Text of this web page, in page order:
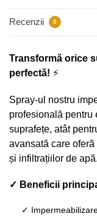
Recenzii 0
Transformă orice
perfectă! ⚡
Spray-ul nostru
profesională pentru
suprafețe, atât
avansată care
și infiltrațiilor de apă.
✓ Beneficii
✓